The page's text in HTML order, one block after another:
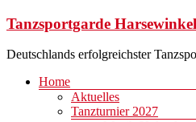
Zum
springen
Tanzsportgarde Harsewinkel
Deutschlands erfolgreichster
Menü
Home
Aktuelles
Tanzturnier 2027